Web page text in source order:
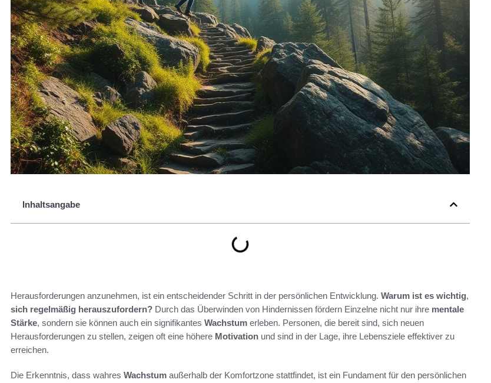
Inhaltsangabe
Herausforderungen anzunehmen, ist ein entscheidender Schritt in der persönlichen Entwicklung. Warum ist es wichtig,
sich regelmäßig herauszufordern? Durch das Überwinden von Hindernissen fördern Einzelne nicht nur ihre mentale
Stärke, sondern sie können auch ein signifikantes Wachstum erleben. Personen, die bereit sind, sich neuen
Herausforderungen zu stellen, zeigen oft eine höhere Motivation und sind in der Lage, ihre Lebensziele effektiver zu
erreichen.
Die Erkenntnis, dass wahres Wachstum außerhalb der Komfortzone stattfindet, ist ein Fundament für den persönlichen